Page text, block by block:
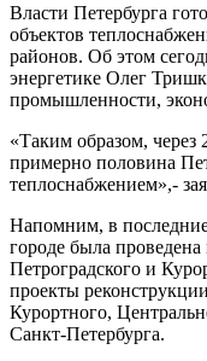
Власти Петербурга
объектов
районов. Об этом
энергетике Олег
промышленности,
«Таким образом, через
примерно половина
теплоснабжением»,-
Напомним, в последние
городе была
Петроградского и
проекты
Курортного,
Санкт-Петербурга.